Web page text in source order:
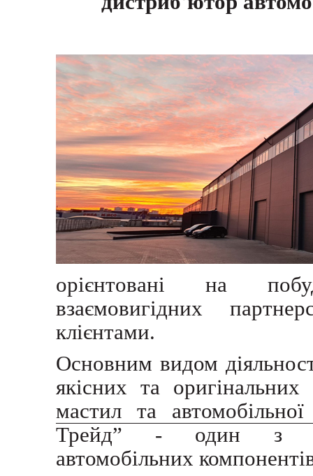
орієнтовані на
взаємовигідних
клієнтами.
Основним видом
якісних та
мастил та автомобільної
Трейд” - один з
автомобільних